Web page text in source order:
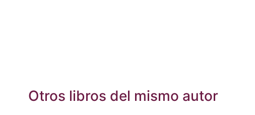
Otros libros del mismo autor